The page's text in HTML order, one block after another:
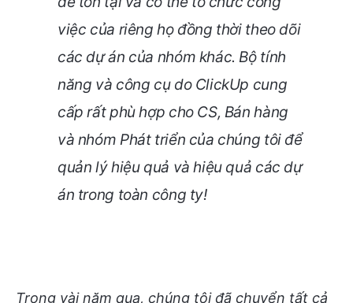
việc của riêng họ đồng thời theo dõi
các dự án của nhóm khác. Bộ tính
năng và công cụ do ClickUp cung
cấp rất phù hợp cho CS, Bán hàng
và nhóm Phát triển của chúng tôi để
quản lý hiệu quả và hiệu quả các dự
án trong toàn công ty!
Trong vài năm qua, chúng tôi đã chuyển tất cả